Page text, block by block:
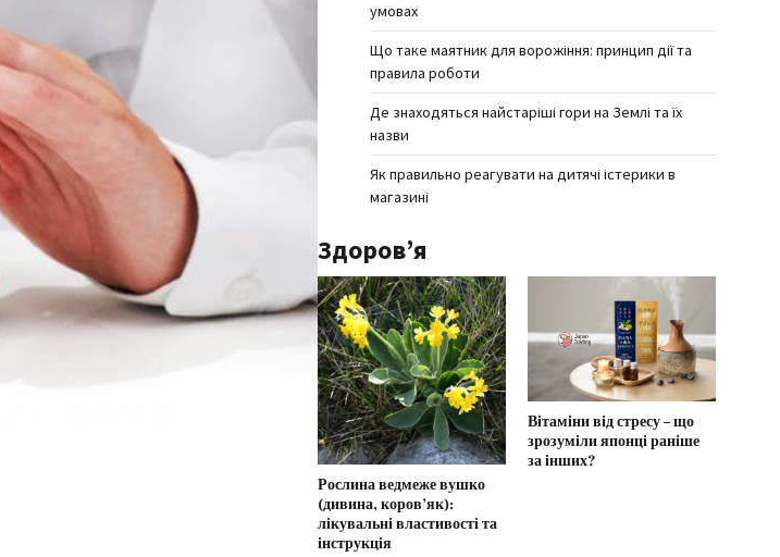
умовах
Що таке маятник для ворожіння: принцип дії та
правила роботи
Де знаходяться найстаріші гори на Землі та їх
назви
Як правильно реагувати на дитячі істерики в
магазині
Здоров’я
Рослина ведмеже вушко
(дивина, коров’як):
лікувальні властивості та
інструкція
Вітаміни від стресу – що
зрозуміли японці раніше
за інших?